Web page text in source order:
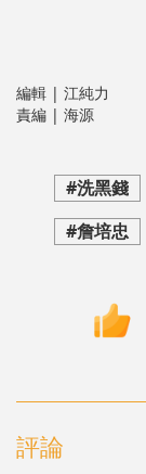
編輯 | 江純力
責編 | 海源
#洗黑錢
#詹培忠
評論